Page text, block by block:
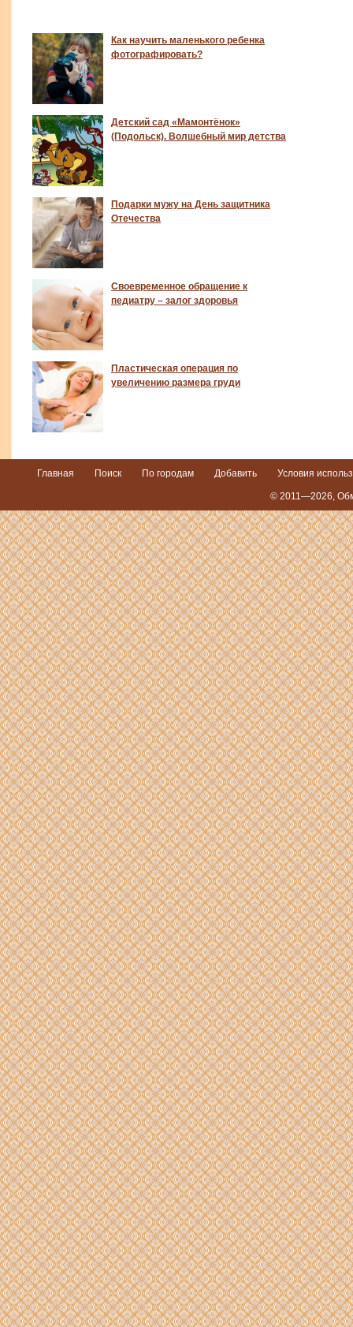
Как научить маленького ребенка
фотографировать?
Детский сад «Мамонтёнок»
(Подольск). Волшебный мир детства
Подарки мужу на День защитника
Отечества
Своевременное обращение к
педиатру – залог здоровья
Пластическая операция по
увеличению размера груди
Главная Поиск По городам Добавить Условия
© 2011—2026,